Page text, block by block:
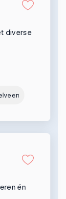
diverse
én